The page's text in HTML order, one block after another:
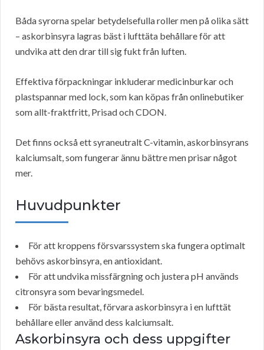
Båda syrorna spelar betydelsefulla roller men på olika sätt
– askorbinsyra lagras bäst i lufttäta behållare för att
undvika att den drar till sig fukt från luften.
Effektiva förpackningar inkluderar medicinburkar och
plastspannar med lock, som kan köpas från onlinebutiker
som allt-fraktfritt, Prisad och CDON.
Det finns också ett syraneutralt C-vitamin, askorbinsyrans
kalciumsalt, som fungerar ännu bättre men prisar något
mer.
Huvudpunkter
För att kroppens försvarssystem ska fungera optimalt
behövs askorbinsyra, en antioxidant.
För att undvika missfärgning och justera pH används
citronsyra som bevaringsmedel.
För bästa resultat, förvara askorbinsyra i en lufttät
behållare eller använd dess kalciumsalt.
Askorbinsyra och dess uppgifter